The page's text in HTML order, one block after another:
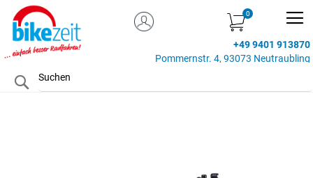
MEIN KONTO
+49 9401 913870
Pommernstr. 4, 93073 Neutraubling
Search